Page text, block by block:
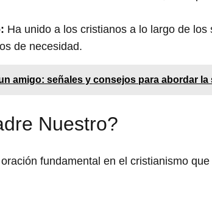
Ha unido a los cristianos a lo largo de
de necesidad.
amigo: señales y consejos para abordar la
Nuestro?
fundamental en el cristianismo